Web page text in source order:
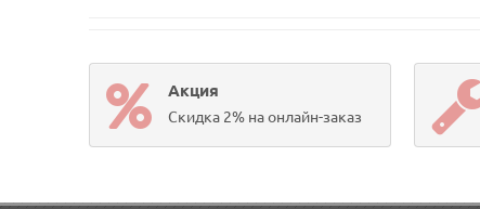
Акция
Скидка 2% на онлайн-заказ